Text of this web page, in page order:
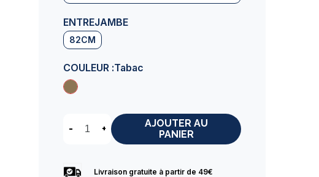
ENTREJAMBE
82CM
COULEUR :Tabac
- +
AJOUTER AU
PANIER
Livraison gratuite à partir de 49€